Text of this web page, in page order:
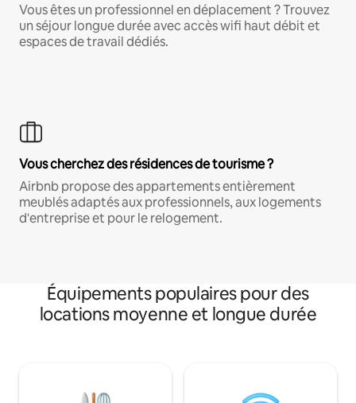
Vous êtes un professionnel en déplacement ? Trouvez
un séjour longue durée avec accès wifi haut débit et
espaces de travail dédiés.
Vous cherchez des résidences de tourisme ?
Airbnb propose des appartements entièrement
meublés adaptés aux professionnels, aux logements
d'entreprise et pour le relogement.
Équipements populaires pour des
locations moyenne et longue durée